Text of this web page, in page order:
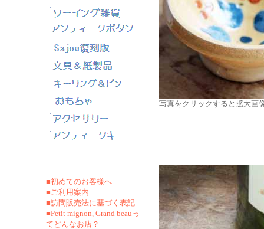
■初めてのお客様へ
■ご利用案内
■訪問販売法に基づく表記
■Petit mignon, Grand beauっ
てどんなお店？
写真をクリックすると拡大画